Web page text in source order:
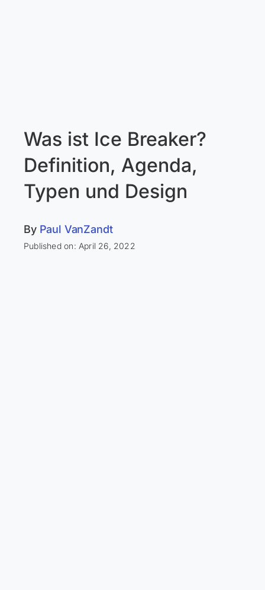
Was ist Ice Breaker?
Definition, Agenda,
Typen und Design
By Paul VanZandt
Published on: April 26, 2022